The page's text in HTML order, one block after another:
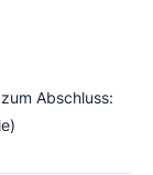
Abschluss: